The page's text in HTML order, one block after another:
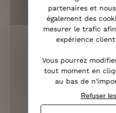
OFFERTE
RETOURS
(VOIR LES
partenaires et
également des
mesurer le trafic
expérience
Vous pourrez
tout moment en
au bas de
Refuser